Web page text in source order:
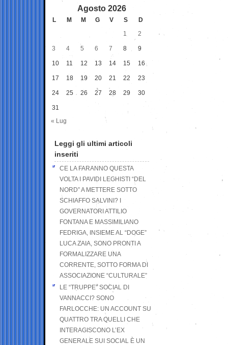
Agosto 2026
L M M G V S
D
1
2
3 4 5 6 7 8 9
10 11 12 13 14 15 16
17 18 19 20 21 22 23
24 25 26 27 28 29 30
31
« Lug
Leggi gli ultimi articoli
inseriti
CE LA FARANNO QUESTA
VOLTA I PAVIDI LEGHISTI “DEL
NORD” A METTERE SOTTO
SCHIAFFO SALVINI? I
GOVERNATORI ATTILIO
FONTANA E MASSIMILIANO
FEDRIGA, INSIEME AL “DOGE”
LUCA ZAIA, SONO PRONTI A
FORMALIZZARE UNA
CORRENTE, SOTTO FORMA DI
ASSOCIAZIONE “CULTURALE”
LE “TRUPPE” SOCIAL DI
VANNACCI? SONO
FARLOCCHE: UN ACCOUNT SU
QUATTRO TRA QUELLI CHE
INTERAGISCONO L’EX
GENERALE SUI SOCIAL È UN